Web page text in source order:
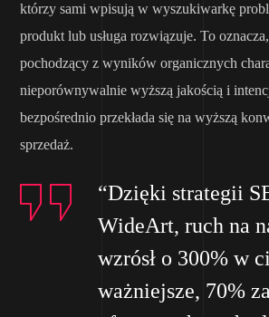
którzy sami wpisują w wyszukiwarkę
produkt lub usługa rozwiązuje. To
pochodzący z wyników organicznych
nieporównywalnie wyższą jakością i
bezpośrednio przekłada się na wyższą
sprzedaż.
“Dzięki strategii
WideArt, ruch na
wzrósł o 300% w
ważniejsze, 70%